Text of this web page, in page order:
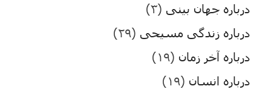
درباره جهان بینی (۳)
درباره زندگی مسیحی (۲۹)
درباره آخر زمان (۱۹)
درباره انسان (۱۹)